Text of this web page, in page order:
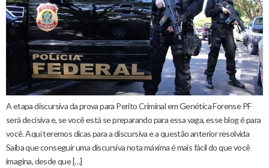
A etapa discursiva da prova para Perito Criminal em Genética Forense PF
será decisiva e, se você está se preparando para essa vaga, esse blog é para
você. Aqui teremos dicas para a discursiva e a questão anterior resolvida
Saiba que conseguir uma discursiva nota máxima é mais fácil do que você
imagina, desde que […]